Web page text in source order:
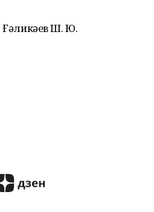
Ғәликәев Ш. Ю.